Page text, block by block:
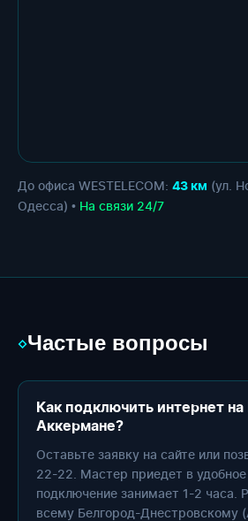
До офиса WESTELECOM: 43 км (ул.
Одесса) • На связи 24/7
◇Частые вопросы
Как подключить интернет на
Аккермане?
Оставьте заявку на сайте или
22-22. Мастер приедет в
подключение занимает 1-2 часа.
всему Белгород-Днестровскому